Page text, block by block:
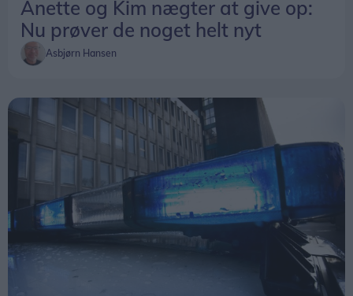
Anette og Kim nægter at give op:
Nu prøver de noget helt nyt
Asbjørn Hansen